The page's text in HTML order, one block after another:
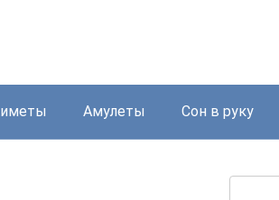
Амулеты Сон в руку